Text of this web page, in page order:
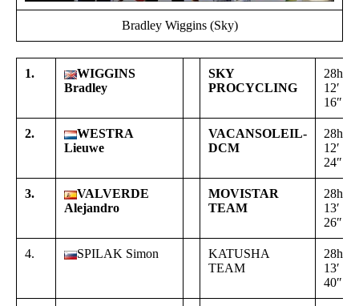
Bradley Wiggins (Sky)
1.
WIGGINS
Bradley
SKY
PROCYCLING
28h
12′
16″
2.
WESTRA
Lieuwe
VACANSOLEIL-
DCM
28h
12′
24″
3.
VALVERDE
Alejandro
MOVISTAR
TEAM
28h
13′
26″
4. SPILAK Simon
KATUSHA
TEAM
28h
13′
40″